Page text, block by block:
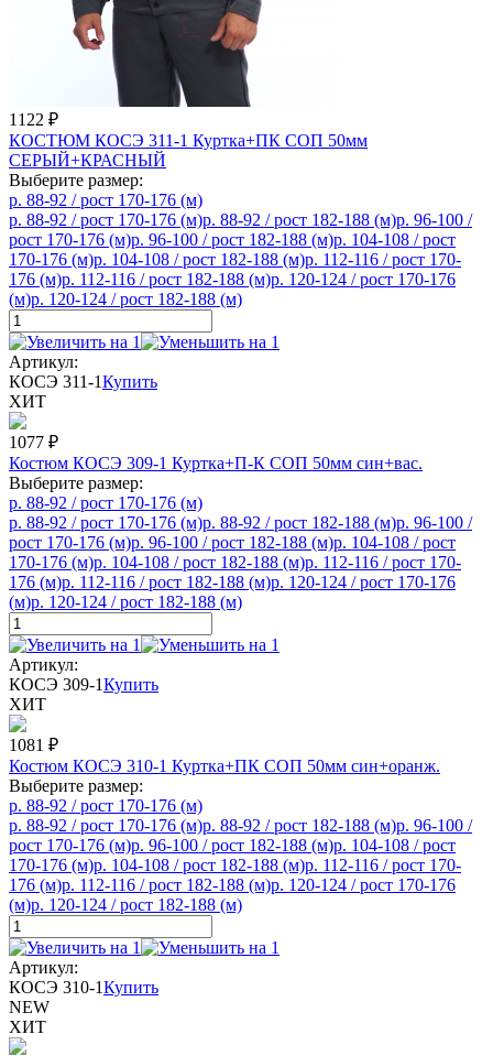
1122 ₽
КОСТЮМ КОСЭ 311-1 Куртка+ПК СОП 50мм
СЕРЫЙ+КРАСНЫЙ
Выберите размер:
р. 88-92 / рост 170-176 (м)
р. 88-92 / рост 170-176 (м)р. 88-92 / рост 182-188 (м)р. 96-100 /
рост 170-176 (м)р. 96-100 / рост 182-188 (м)р. 104-108 / рост
170-176 (м)р. 104-108 / рост 182-188 (м)р. 112-116 / рост 170-
176 (м)р. 112-116 / рост 182-188 (м)р. 120-124 / рост 170-176
(м)р. 120-124 / рост 182-188 (м)
Артикул:
КОСЭ 311-1Купить
ХИТ
1077 ₽
Костюм КОСЭ 309-1 Куртка+П-К СОП 50мм син+вас.
Выберите размер:
р. 88-92 / рост 170-176 (м)
р. 88-92 / рост 170-176 (м)р. 88-92 / рост 182-188 (м)р. 96-100 /
рост 170-176 (м)р. 96-100 / рост 182-188 (м)р. 104-108 / рост
170-176 (м)р. 104-108 / рост 182-188 (м)р. 112-116 / рост 170-
176 (м)р. 112-116 / рост 182-188 (м)р. 120-124 / рост 170-176
(м)р. 120-124 / рост 182-188 (м)
Артикул:
КОСЭ 309-1Купить
ХИТ
1081 ₽
Костюм КОСЭ 310-1 Куртка+ПК СОП 50мм син+оранж.
Выберите размер:
р. 88-92 / рост 170-176 (м)
р. 88-92 / рост 170-176 (м)р. 88-92 / рост 182-188 (м)р. 96-100 /
рост 170-176 (м)р. 96-100 / рост 182-188 (м)р. 104-108 / рост
170-176 (м)р. 104-108 / рост 182-188 (м)р. 112-116 / рост 170-
176 (м)р. 112-116 / рост 182-188 (м)р. 120-124 / рост 170-176
(м)р. 120-124 / рост 182-188 (м)
Артикул:
КОСЭ 310-1Купить
NEW
ХИТ